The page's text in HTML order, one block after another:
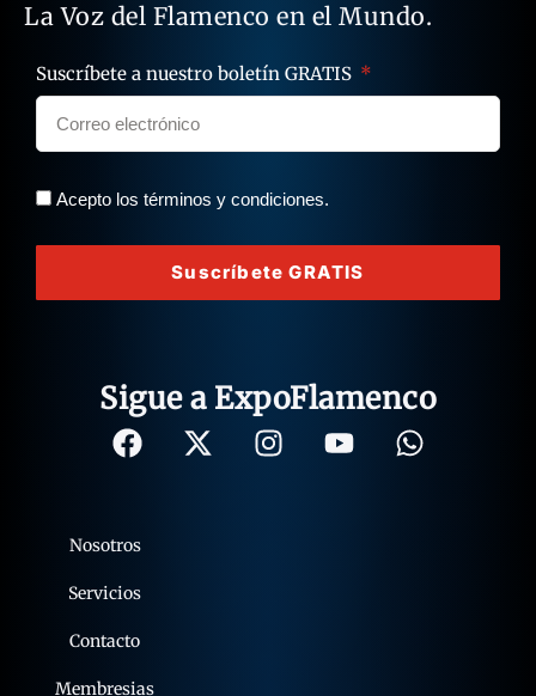
La Voz del Flamenco en el Mundo.
Suscríbete a nuestro boletín GRATIS
Acepto los términos y condiciones.
Suscríbete GRATIS
Sigue a ExpoFlamenco
Nosotros
Servicios
Contacto
Membresias